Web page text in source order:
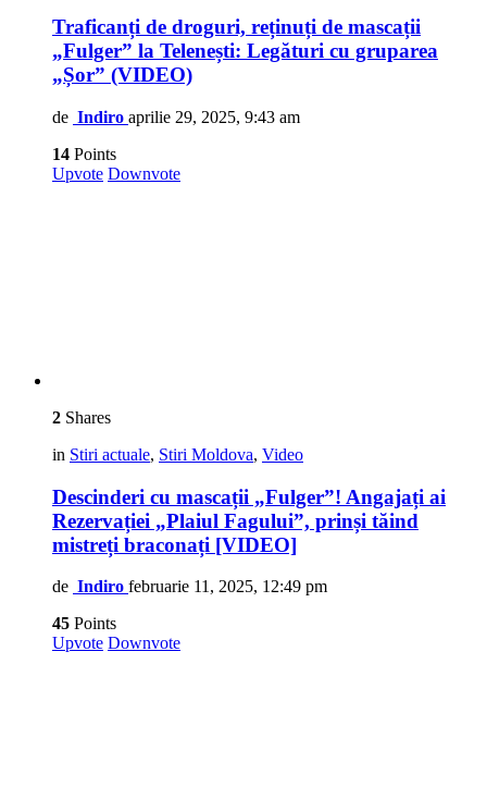
Traficanți de droguri, reținuți de mascații
„Fulger” la Telenești: Legături cu gruparea
„Șor” (VIDEO)
de Indiro aprilie 29, 2025, 9:43 am
14 Points
Upvote Downvote
2 Shares
in Stiri actuale, Stiri Moldova, Video
Descinderi cu mascații „Fulger”! Angajați ai
Rezervației „Plaiul Fagului”, prinși tăind
mistreți braconați [VIDEO]
de Indiro februarie 11, 2025, 12:49 pm
45 Points
Upvote Downvote